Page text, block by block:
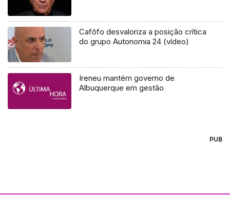
Cafôfo desvaloriza a posição crítica
do grupo Autonomia 24 (vídeo)
Ireneu mantém governo de
Albuquerque em gestão
PUB